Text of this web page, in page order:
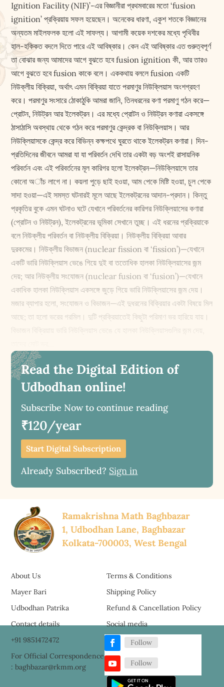
Ignition Facility (NIF)’-এর বিজ্ঞানীরা প্রথমবারের মতো ‘fusion
ignition’ প্রক্রিয়ায় সফল হয়েছেন। অনেকের ধারণা, একুশ শতকে বিজ্ঞানের
অন্যতম মাইলফলক হলো এই সাফল্য। আগামী কয়েক দশকের মধ্যে পৃথিবীর
হাল-হকিকত বদলে দিতে পারে এই আবিষ্কার। কেন এই আবিষ্কার এত গুরুত্বপূর্ণ
তা বোঝার জন্য আমাদের আগে বুঝতে হবে fusion ignition কী, আর তারও
আগে বুঝতে হবে fusion কাকে বলে। এককথায় বললে fusion একটি
নিউক্লীয় বিক্রিয়া, অর্থাৎ এমন বিক্রিয়া যাতে পরমাণুর নিউক্লিয়াস অংশগ্রহণ
করে। পরমাণুর সংসারে ঠোকাঠুকি আমরা জানি, তিনধরনের কণা পরমাণু গঠন করে—
প্রোটন, নিউট্রন আর ইলেকট্রন। এর মধ্যে প্রোটন ও নিউট্রন কণারা একসঙ্গে
ঠাসাঠাসি অবস্থায় থেকে গঠন করে পরমাণুর কেন্দ্রক বা নিউক্লিয়াস। আর
নিউক্লিয়াসকে কেন্দ্র করে বিভিন্ন কক্ষপথে ঘুরতে থাকে ইলেকট্রন কণারা। দিন-
প্রতিদিনের জীবনে আমরা যা যা পরিবর্তন দেখি তার একটা বড় অংশই রাসায়নিক
পরিবর্তন এবং এই পরিবর্তনের মূল কারিগর হলো ইলেকট্রন—নিউক্লিয়াসে তার
কোনো অাঁচ লাগে না। কয়লা পুড়ে ছাই হওয়া, আম পেকে মিষ্টি হওয়া, চুল পেকে
সাদা হওয়া—এই সমস্ত ঘটনারই মূলে আছে ইলেকট্রনের আদান-প্রদান। কিন্তু
প্রকৃতির বুকে এমন ঘটনাও ঘটে যেখানে পরিবর্তনের কারিগর নিউক্লিয়াসের কণারা
(প্রোটন ও নিউট্রন), ইলেকট্রনের ভূমিকা সেখানে তুচ্ছ। এই ধরনের প্রক্রিয়াকে
বলে নিউক্লীয় পরিবর্তন বা নিউক্লীয় বিক্রিয়া। নিউক্লীয় বিক্রিয়া আবার
দুরকমের। নিউক্লীয় বিভাজন (nuclear fission বা ‘fission’)—যেখানে
একটি ভারি নিউক্লিয়াস ভেঙে গিয়ে দুই বা ততোধিক হালকা নিউক্লিয়াসের জন্ম
দেয়; আর নিউক্লীয় সংযোজন (nuclear fusion বা ‘fusion’)—যেখানে
একাধিক হালকা নিউক্লিয়াস একসঙ্গে জুড়ে গিয়ে ভারি নিউক্লিয়াসের জন্ম দেয়।
মজার ব্যাপার হলো, সংযোজন ও বিভাজন—এই দুধরনের বিক্রিয়ার একটা বিষয়ে মিল
আছে; তা হলো ভরের গরমিল। দুটি প্রক্রিয়াতেই কিছুটা পরিমাণ ভর হারিয়ে যায়।
Read the Digital Edition of
Udbodhan online!
Subscribe Now to continue reading
₹120/year
Start Digital Subscription
Already Subscribed? Sign in
Ramakrishna Math Baghbazar
1, Udbodhan Lane, Baghbazar
Kolkata-700003, West Bengal
About Us
Mayer Bari
Udbodhan Patrika
Terms & Conditions
Shipping Policy
Refund & Cancellation Policy
Contact details
+91 9851472472
For Official Correspondence
: baghbazar@rkmm.org
Social media
Follow
Follow